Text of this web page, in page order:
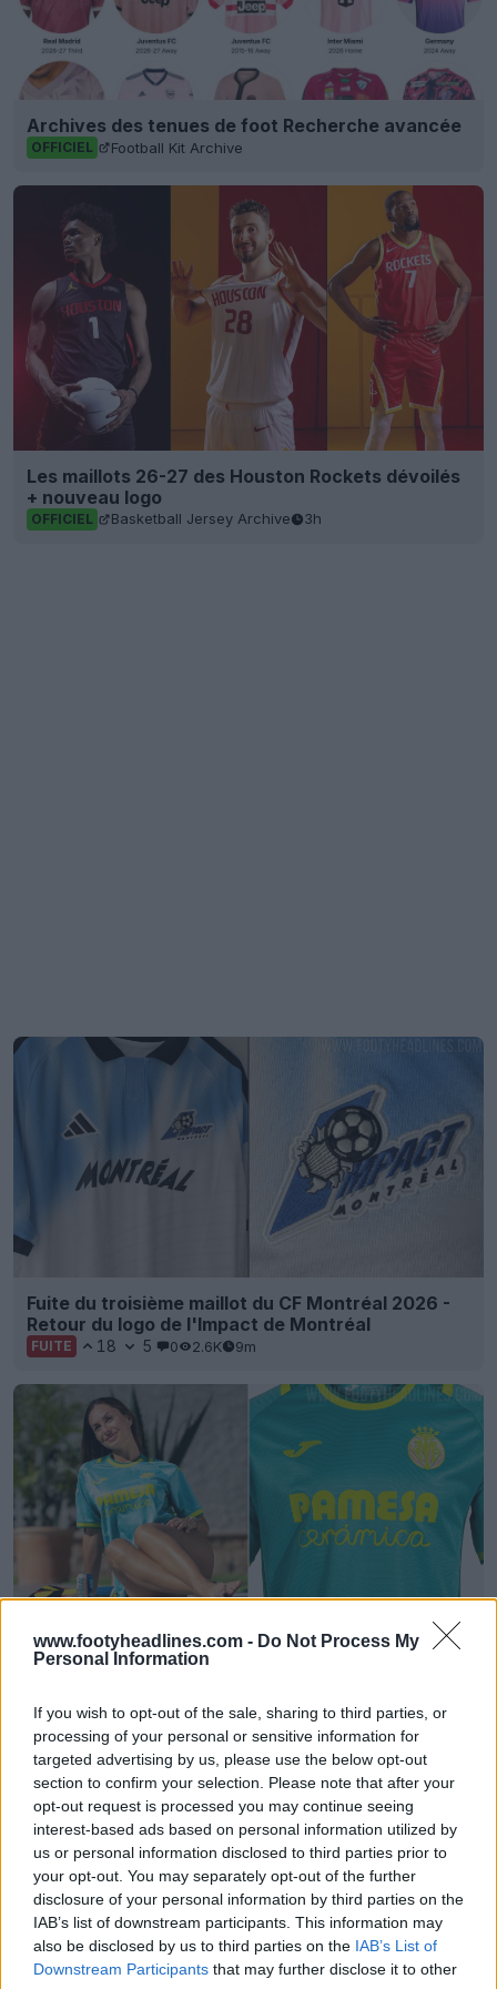
www.footyheadlines.com - Do Not Process My
Personal Information
If you wish to opt-out of the sale, sharing to third parties, or
processing of your personal or sensitive information for
targeted advertising by us, please use the below opt-out
section to confirm your selection. Please note that after your
opt-out request is processed you may continue seeing
interest-based ads based on personal information utilized by
us or personal information disclosed to third parties prior to
your opt-out. You may separately opt-out of the further
disclosure of your personal information by third parties on the
IAB’s list of downstream participants. This information may
also be disclosed by us to third parties on the IAB’s List of
Downstream Participants that may further disclose it to other
Archives des tenues de foot Recherche avancée
OFFICIEL Football Kit Archive
Les maillots 26-27 des Houston Rockets dévoilés
+ nouveau logo
OFFICIEL Basketball Jersey Archive 3h
Fuite du troisième maillot du CF Montréal 2026 -
Retour du logo de l'Impact de Montréal
FUITE 18 5 0 2.6K 9m
Dévoilement du troisième maillot de Villarreal
pour la saison 26-27